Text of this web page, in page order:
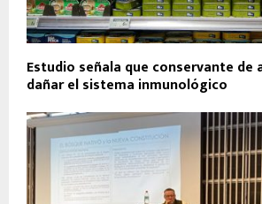
Estudio señala que conservante de
dañar el sistema inmunológico